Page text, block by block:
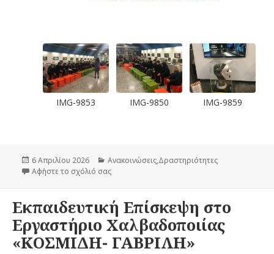
IMG-9861 IMG-9865 IMG-9866
Δημοσιεύτηκε
την
6 Απριλίου 2026 Κατηγορίες
Ανακοινώσεις,Δραστηριότητες
Αφήστε το σχόλιό σας
Εκπαιδευτική Επίσκεψη στο
Εργαστήριο Χαλβαδοποιίας
«ΚΟΣΜΙΔΗ- ΓΑΒΡΙΛΗ»